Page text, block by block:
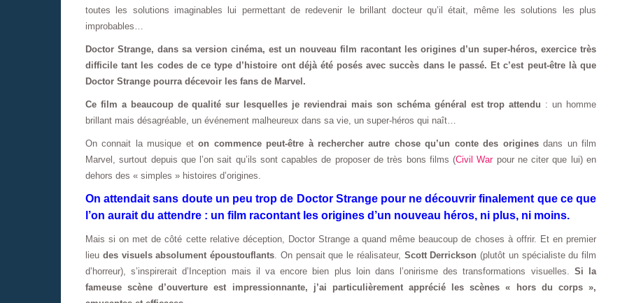
toutes les solutions imaginables lui permettant de redevenir le brillant docteur qu’il était, même les solutions les plus
improbables…
Doctor Strange, dans sa version cinéma, est un nouveau film racontant les origines d’un super-héros, exercice très
difficile tant les codes de ce type d’histoire ont déjà été posés avec succès dans le passé. Et c’est peut-être là que
Doctor Strange pourra décevoir les fans de Marvel.
Ce film a beaucoup de qualité sur lesquelles je reviendrai mais son schéma général est trop attendu : un homme
brillant mais désagréable, un événement malheureux dans sa vie, un super-héros qui naît…
On connait la musique eton commence peut-être à rechercher autre chose qu’un conte des originesdans un film
Marvel, surtout depuis que l’on sait qu’ils sont capables de proposer de très bons films (Civil Warpour ne citer que lui) en
dehors des « simples » histoires d’origines.
On attendait sans doute un peu trop de Doctor Strange pour ne découvrir finalement que ce que
l’on aurait du attendre : un film racontant les origines d’un nouveau héros, ni plus, ni moins.
Mais si on met de côté cette relative déception, Doctor Strange a quand même beaucoup de choses à offrir. Et en premier
lieu des visuels absolument époustouflants . On pensait que le réalisateur, Scott Derrickson (plutôt un spécialiste du film
d’horreur), s’inspirerait d’Inception mais il va encore bien plus loin dans l’onirisme des transformations visuelles. Si la
fameuse scène d’ouverture est impressionnante, j’ai particulièrement apprécié les scènes « hors du corps »,